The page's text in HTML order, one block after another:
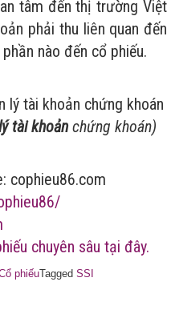
tâm đến thị trường Việt
phải thu liên quan đến
nào đến cổ phiếu.
lý tài khoản chứng khoán
tài khoản chứng khoán)
cophieu86.com
chuyên sâu tại đây.
phiếuTagged SSI